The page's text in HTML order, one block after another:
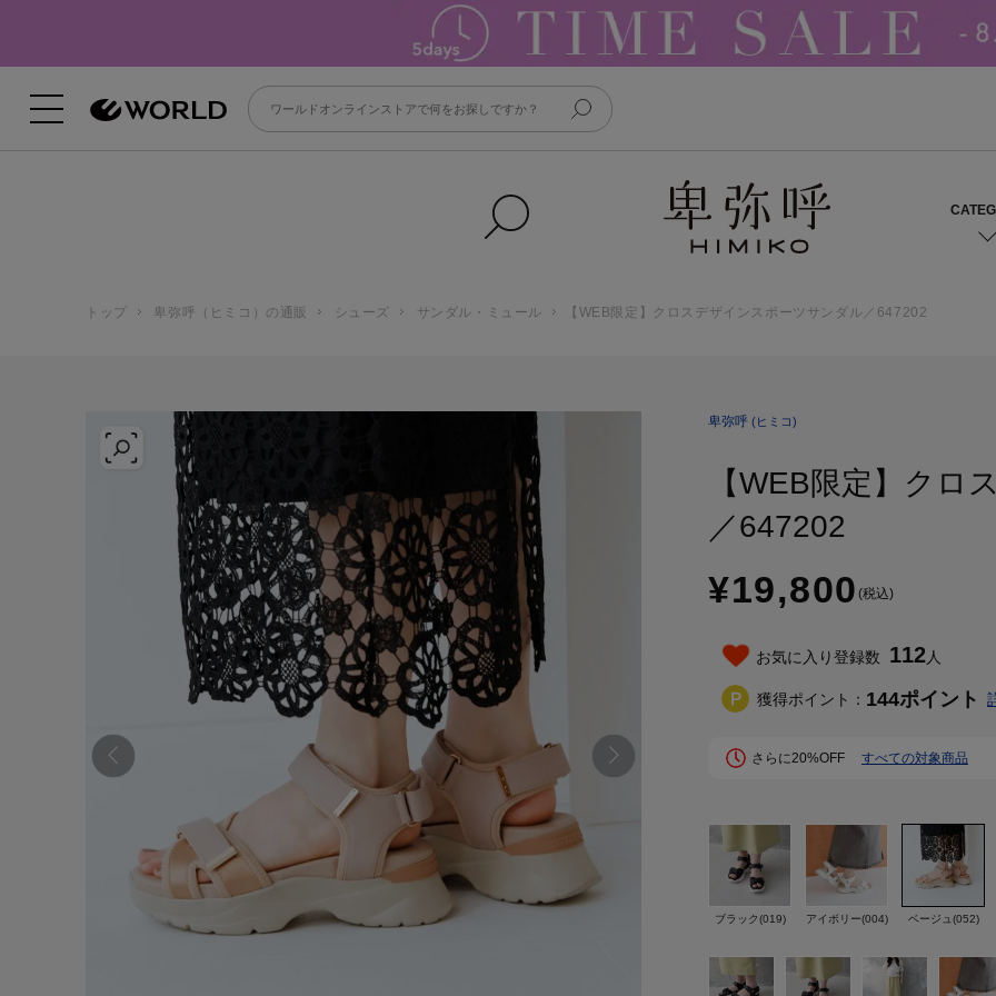
トップ 卑弥呼（ヒミコ）の通販 シューズ サンダル・ミュール 【WEB限定】クロスデザインスポーツサンダル／647202
卑弥呼 (ヒミコ)
【WEB限定】クロ
／647202
¥19,800 (税込)
お気に入り登録数 112人
獲得ポイント： 144ポイント
さらに20%OFF すべての対象商品
ブラック(019) アイボリー(004) ベージュ(052)